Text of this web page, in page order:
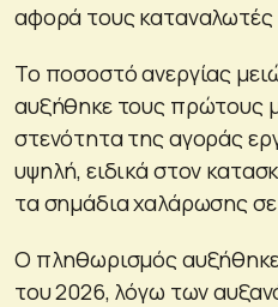
αφορά τους καταναλωτές
Το ποσοστό ανεργίας
αυξήθηκε τους πρώτους
στενότητα της αγοράς
υψηλή, ειδικά στον
τα σημάδια χαλάρωσης
Ο πληθωρισμός
του 2026, λόγω των